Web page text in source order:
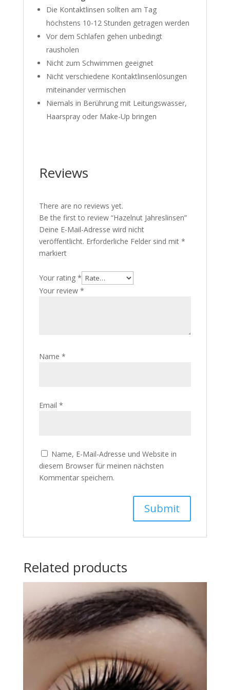
Die Kontaktlinsen sollten am Tag
höchstens 10-12 Stunden getragen werden
Vor dem Schlafen gehen unbedingt
rausholen
Nicht zum Schwimmen geeignet
Nicht verschiedene Kontaktlinsenlösungen
miteinander vermischen
Niemals in Berührung mit Leitungswasser,
Haarspray oder Make-Up bringen
Reviews
There are no reviews yet.
Be the first to review “Hazelnut Jahreslinsen”
Deine E-Mail-Adresse wird nicht
veröffentlicht. Erforderliche Felder sind mit *
markiert
Your rating *
Your review *
Name *
Email *
Name, E-Mail-Adresse und Website in
diesem Browser für meinen nächsten
Kommentar speichern.
Related products